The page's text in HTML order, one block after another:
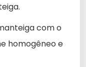
com o
homogêneo e